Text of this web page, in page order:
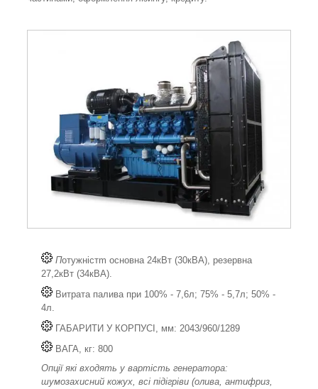
Потужністm основна 24кВт (30кВА), резервна
27,2кВт (34кВА).
Витрата палива при 100% - 7,6л; 75% - 5,7л; 50% -
4л.
ГАБАРИТИ У КОРПУСІ, мм: 2043/960/1289
ВАГА, кг: 800
Опції які входять у вартість генератора:
шумозахисний кожух, всі підігріви (олива, антифриз,